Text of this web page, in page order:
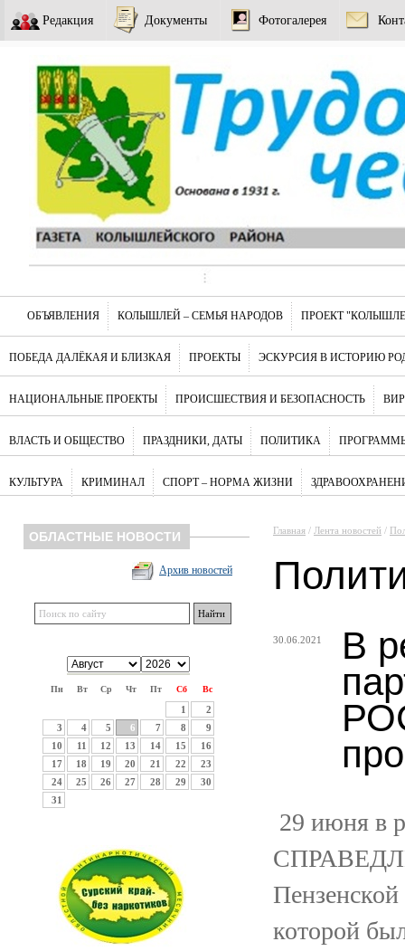
Редакция Документы Фотогалерея
ОБЪЯВЛЕНИЯ КОЛЫШЛЕЙ – СЕМЬЯ НАРОДОВ ПРОЕКТ
ПОБЕДА ДАЛЁКАЯ И БЛИЗКАЯ ПРОЕКТЫ ЭСКУРСИЯ В ИСТОРИЮ
НАЦИОНАЛЬНЫЕ ПРОЕКТЫ ПРОИСШЕСТВИЯ И БЕЗОПАСНОСТЬ
ВЛАСТЬ И ОБЩЕСТВО ПРАЗДНИКИ, ДАТЫ ПОЛИТИКА
КУЛЬТУРА КРИМИНАЛ СПОРТ – НОРМА ЖИЗНИ
ОБЛАСТНЫЕ НОВОСТИ
Архив новостей
Пн Вт Ср Чт Пт Сб Вс
1
2
3
4 5 6 7 8
9
10
11 12 13 14 15
16
17
18 19 20 21 22
23
24
25 26 27 28 29
30
31
Главная / Лента новостей /
30.06.2021
В
29 июня в
которой